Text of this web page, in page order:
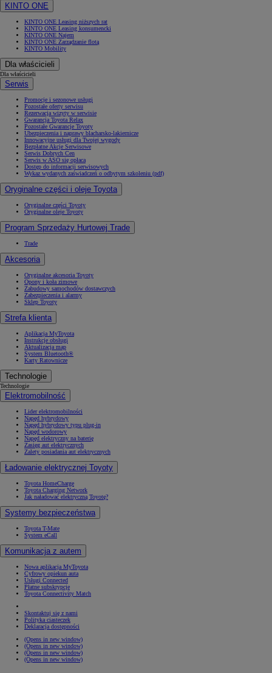
KINTO ONE
KINTO ONE Leasing niższych rat
KINTO ONE Leasing konsumencki
KINTO ONE Najem
KINTO ONE Zarządzanie flotą
KINTO Mobility
Dla właścicieli
Dla właścicieli
Serwis
Promocje i sezonowe usługi
Pozostałe oferty serwisu
Rezerwacja wizyty w serwisie
Gwarancja Toyota Relax
Pozostałe Gwarancje Toyoty
Ubezpieczenia i naprawy blacharsko-lakiernicze
Innowacyjne usługi dla Twojej wygody
Bezpłatne Akcje Serwisowe
Serwis Dobrych Cen
Serwis w ASO się opłaca
Dostęp do informacji serwisowych
Wykaz wydanych zaświadczeń o odbytym szkoleniu (pdf)
Oryginalne części i oleje Toyota
Oryginalne części Toyoty
Oryginalne oleje Toyoty
Program Sprzedaży Hurtowej Trade
Trade
Akcesoria
Oryginalne akcesoria Toyoty
Opony i koła zimowe
Zabudowy samochodów dostawczych
Zabezpieczenia i alarmy
Sklep Toyoty
Strefa klienta
Aplikacja MyToyota
Instrukcje obsługi
Aktualizacja map
System Bluetooth®
Karty Ratownicze
Technologie
Technologie
Elektromobilność
Lider elektromobilności
Napęd hybrydowy
Napęd hybrydowy typu plug-in
Napęd wodorowy
Napęd elektryczny na baterię
Zasięg aut elektrycznych
Zalety posiadania aut elektrycznych
Ładowanie elektrycznej Toyoty
Toyota HomeCharge
Toyota Charging Network
Jak naładować elektryczną Toyotę?
Systemy bezpieczeństwa
Toyota T-Mate
System eCall
Komunikacja z autem
Nowa aplikacja MyToyota
Cyfrowy opiekun auta
Usługi Connected
Płatne subskrypcje
Toyota Connectivity Match
Skontaktuj się z nami
Polityka ciasteczek
Deklaracja dostępności
(Opens in new window)
(Opens in new window)
(Opens in new window)
(Opens in new window)